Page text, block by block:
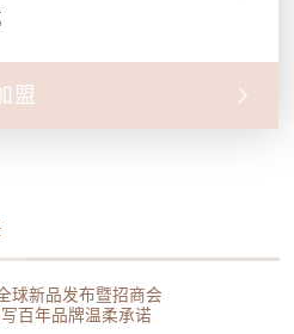
盟
球新品发布暨招商会
百年品牌温柔承诺